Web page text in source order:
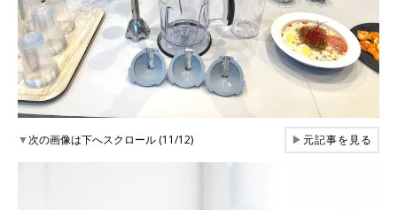
▼次の画像は下へスクロール (11/12) ▶元記事を見る